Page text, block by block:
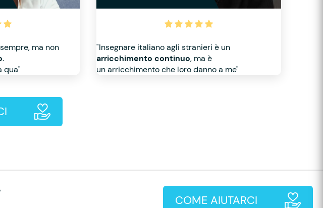
ma non
.
qua"
"Insegnare italiano agli stranieri è un
arricchimento continuo, ma è
un arricchimento che loro danno a me"
COME AIUTARCI